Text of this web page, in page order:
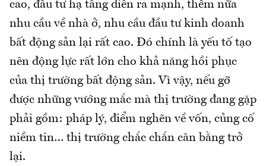
cao, đầu tư hạ tầng diễn ra mạnh, thêm nữa
nhu cầu về nhà ở, nhu cầu đầu tư kinh doanh
bất động sản lại rất cao. Đó chính là yếu tố tạo
nên động lực rất lớn cho khả năng hồi phục
của thị trường bất động sản. Vì vậy, nếu gỡ
được những vướng mắc mà thị trường đang gặp
phải gồm: pháp lý, điểm nghẽn về vốn, củng cố
niềm tin… thị trường chắc chắn cân bằng trở
lại.